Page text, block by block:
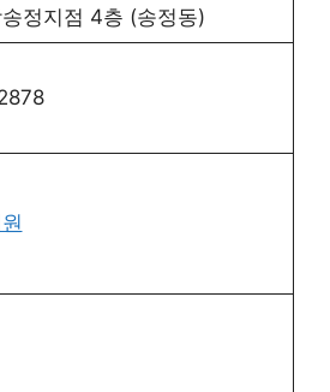
정지점 4층 (송정동)